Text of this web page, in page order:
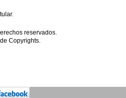
reservados.
Copyrights.